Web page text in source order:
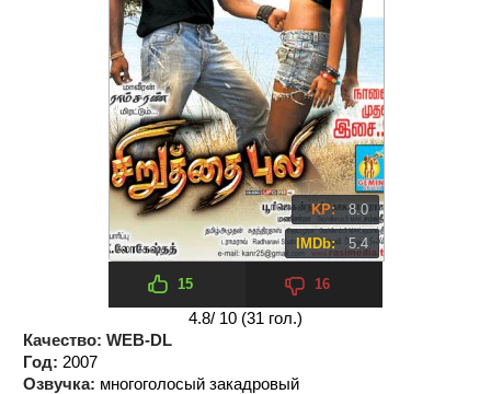
KP: 8.0
IMDb: 5.4
15 16
4.8/ 10 (31 гол.)
Качество: WEB-DL
Год: 2007
Озвучка: многоголосый закадровый